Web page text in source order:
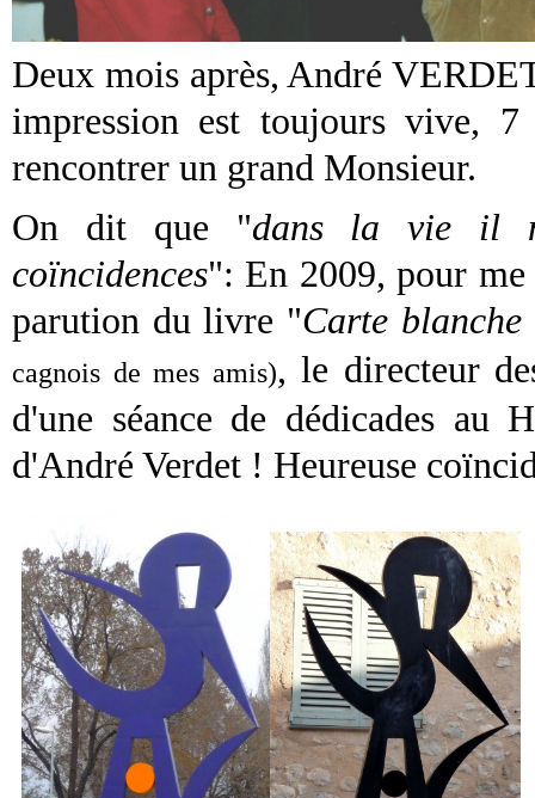
Deux mois après, André
impression est toujours vive,
rencontrer un grand Monsieur.
On dit que "dans la vie il
coïncidences": En 2009, pour
parution du livre "Carte
cagnois de mes amis), le directeur
d'une séance de dédicades au
d'André Verdet ! Heureuse